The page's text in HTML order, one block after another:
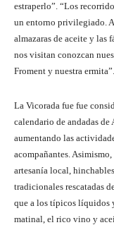
estraperlo”. “Los
un entorno privilegiado.
almazaras de aceite y las
nos visitan conozcan
Froment y nuestra ermita”.
La Vicorada fue fue
calendario de andadas
aumentando las
acompañantes.
artesanía local,
tradicionales rescatadas
que a los típicos líquidos
matinal, el rico vino y